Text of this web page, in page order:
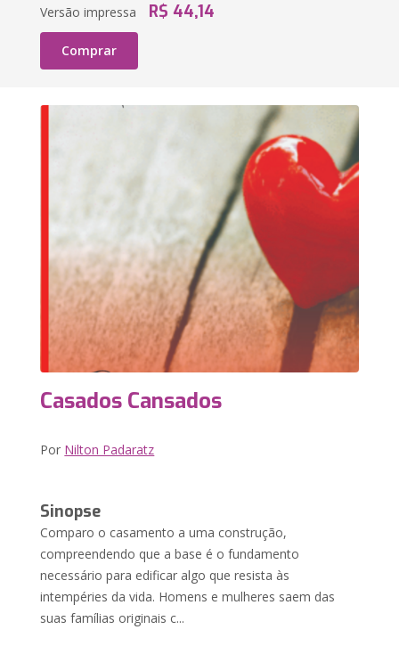
Versão impressa R$ 44,14
Comprar
Casados Cansados
Por Nilton Padaratz
Sinopse
Comparo o casamento a uma construção,
compreendendo que a base é o fundamento
necessário para edificar algo que resista às
intempéries da vida. Homens e mulheres saem das
suas famílias originais c...